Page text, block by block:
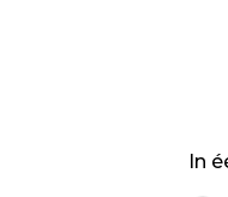
In